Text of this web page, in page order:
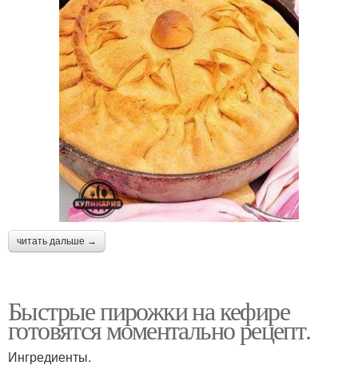
читать дальше →
Быстрые пирожки на кефире
готовятся моментально рецепт.
Ингредиенты.